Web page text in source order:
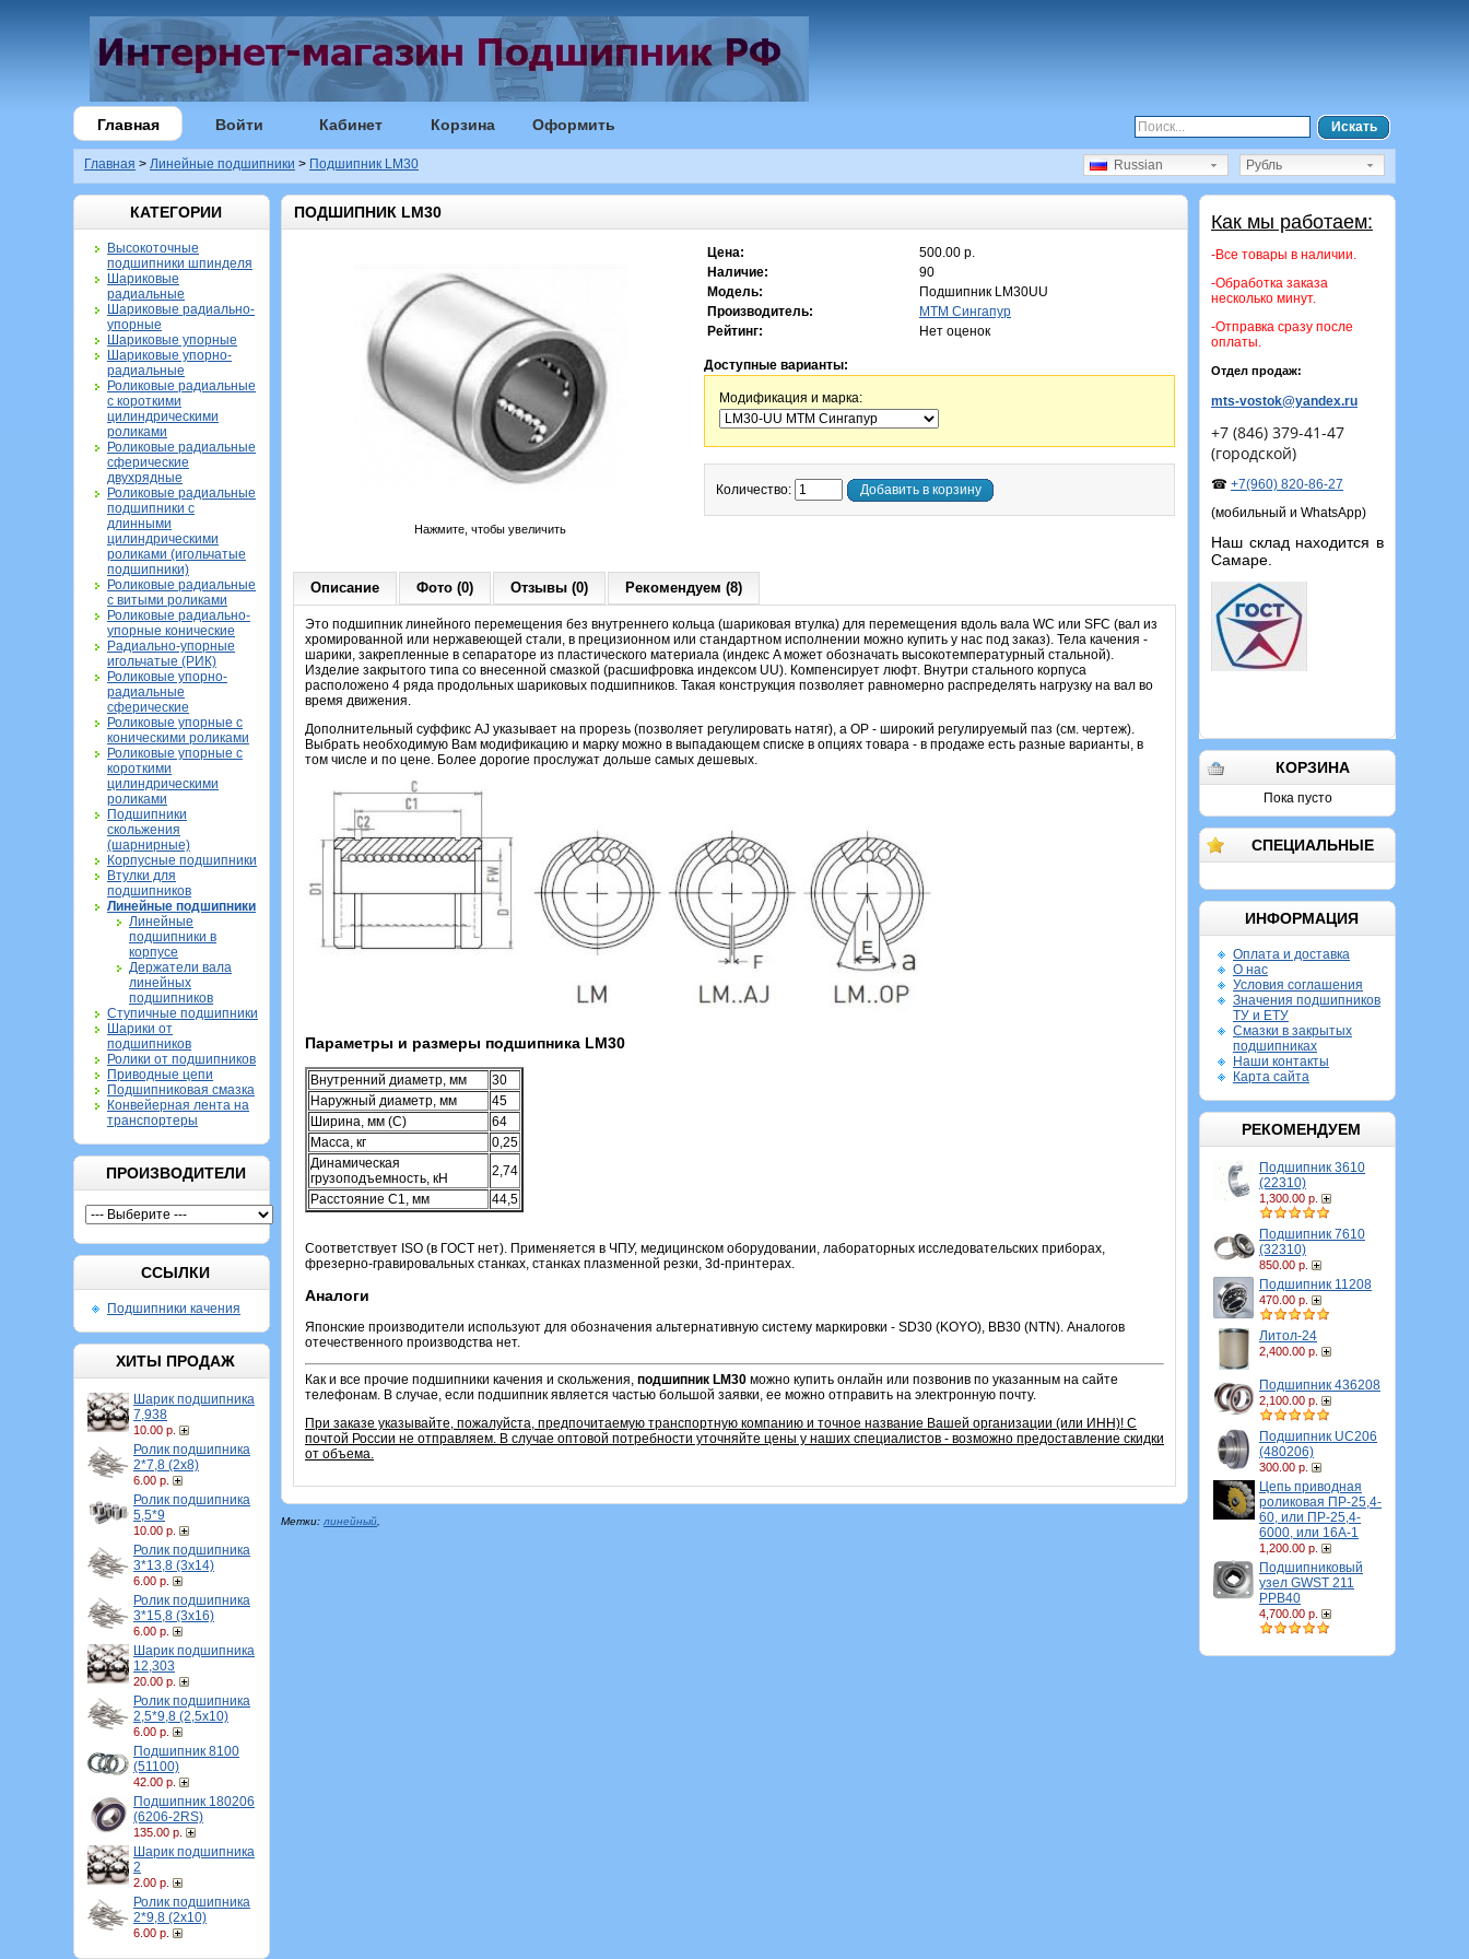
Главная Войти Кабинет Корзина Оформить Искать
Главная > Линейные подшипники > Подшипник LM30 Рубль
Russian
КАТЕГОРИИ
Высокоточные
подшипники шпинделя
Шариковые
радиальные
Шариковые радиально-
упорные
Шариковые упорные
Шариковые упорно-
радиальные
Роликовые радиальные
с короткими
цилиндрическими
роликами
Роликовые радиальные
сферические
двухрядные
Роликовые радиальные
подшипники с
длинными
цилиндрическими
роликами (игольчатые
подшипники)
Роликовые радиальные
с витыми роликами
Роликовые радиально-
упорные конические
Радиально-упорные
игольчатые (РИК)
Роликовые упорно-
радиальные
сферические
Роликовые упорные с
коническими роликами
Роликовые упорные с
короткими
цилиндрическими
роликами
Подшипники
скольжения
(шарнирные)
Корпусные подшипники
Втулки для
подшипников
Линейные подшипники
Линейные
подшипники в
корпусе
Держатели вала
линейных
подшипников
Ступичные подшипники
Шарики от
подшипников
Ролики от подшипников
Приводные цепи
Подшипниковая смазка
Конвейерная лента на
транспортеры
ПРОИЗВОДИТЕЛИ
ССЫЛКИ
Подшипники качения
ХИТЫ ПРОДАЖ
Шарик подшипника
7,938
10.00 р.
Ролик подшипника
2*7,8 (2х8)
6.00 р.
Ролик подшипника
5,5*9
10.00 р.
Ролик подшипника
3*13,8 (3х14)
6.00 р.
Ролик подшипника
3*15,8 (3х16)
6.00 р.
Шарик подшипника
12,303
20.00 р.
Ролик подшипника
2,5*9,8 (2,5х10)
6.00 р.
Подшипник 8100
(51100)
42.00 р.
Подшипник 180206
(6206-2RS)
135.00 р.
Шарик подшипника
2
2.00 р.
Ролик подшипника
2*9,8 (2х10)
6.00 р.
Как мы работаем:
-Все товары в наличии.
-Обработка заказа
несколько минут.
-Отправка сразу после
оплаты.
Отдел продаж:
mts-vostok@yandex.ru
+7 (846) 379-41-47
(городской)
☎ +7(960) 820-86-27
(мобильный и WhatsApp)
Наш склад находится в
Самаре.
КОРЗИНА
Пока пусто
СПЕЦИАЛЬНЫЕ
ИНФОРМАЦИЯ
Оплата и доставка
О нас
Условия соглашения
Значения подшипников
ТУ и ЕТУ
Смазки в закрытых
подшипниках
Наши контакты
Карта сайта
РЕКОМЕНДУЕМ
Подшипник 3610
(22310)
1,300.00 р.
Подшипник 7610
(32310)
850.00 р.
Подшипник 11208
470.00 р.
Литол-24
2,400.00 р.
Подшипник 436208
2,100.00 р.
Подшипник UC206
(480206)
300.00 р.
Цепь приводная
роликовая ПР-25,4-
60, или ПР-25,4-
6000, или 16A-1
1,200.00 р.
Подшипниковый
узел GWST 211
PPB40
4,700.00 р.
ПОДШИПНИК LM30
Нажмите, чтобы увеличить
Цена:
500.00 р.
Наличие:
90
Модель:
Подшипник LM30UU
Производитель:
MTM Сингапур
Рейтинг:
Нет оценок
Доступные варианты:
Модификация и марка:
Количество: Добавить в корзину
Описание Фото (0) Отзывы (0) Рекомендуем (8)
Это подшипник линейного перемещения без внутреннего кольца (шариковая втулка) для перемещения вдоль вала WC или SFC (вал из
хромированной или нержавеющей стали, в прецизионном или стандартном исполнении можно купить у нас под заказ). Тела качения -
шарики, закрепленные в сепараторе из пластического материала (индекс A может обозначать высокотемпературный стальной).
Изделие закрытого типа со внесенной смазкой (расшифровка индексом UU). Компенсирует люфт. Внутри стального корпуса
расположено 4 ряда продольных шариковых подшипников. Такая конструкция позволяет равномерно распределять нагрузку на вал во
время движения.
Дополнительный суффикс AJ указывает на прорезь (позволяет регулировать натяг), а OP - широкий регулируемый паз (см. чертеж).
Выбрать необходимую Вам модификацию и марку можно в выпадающем списке в опциях товара - в продаже есть разные варианты, в
том числе и по цене. Более дорогие прослужат дольше самых дешевых.
Параметры и размеры подшипника LM30
Внутренний диаметр, мм
30
Наружный диаметр, мм
45
Ширина, мм (C)
64
Масса, кг
0,25
Динамическая
грузоподъемность, кН
2,74
Расстояние C1, мм
44,5
Соответствует ISO (в ГОСТ нет). Применяется в ЧПУ, медицинском оборудовании, лабораторных исследовательских приборах,
фрезерно-гравировальных станках, станках плазменной резки, 3d-принтерах.
Аналоги
Японские производители используют для обозначения альтернативную систему маркировки - SD30 (KOYO), BB30 (NTN). Аналогов
отечественного производства нет.
Как и все прочие подшипники качения и скольжения, подшипник LM30 можно купить онлайн или позвонив по указанным на сайте
телефонам. В случае, если подшипник является частью большой заявки, ее можно отправить на электронную почту.
При заказе указывайте, пожалуйста, предпочитаемую транспортную компанию и точное название Вашей организации (или ИНН)! С
почтой России не отправляем. В случае оптовой потребности уточняйте цены у наших специалистов - возможно предоставление скидки
от объема.
Метки: линейный